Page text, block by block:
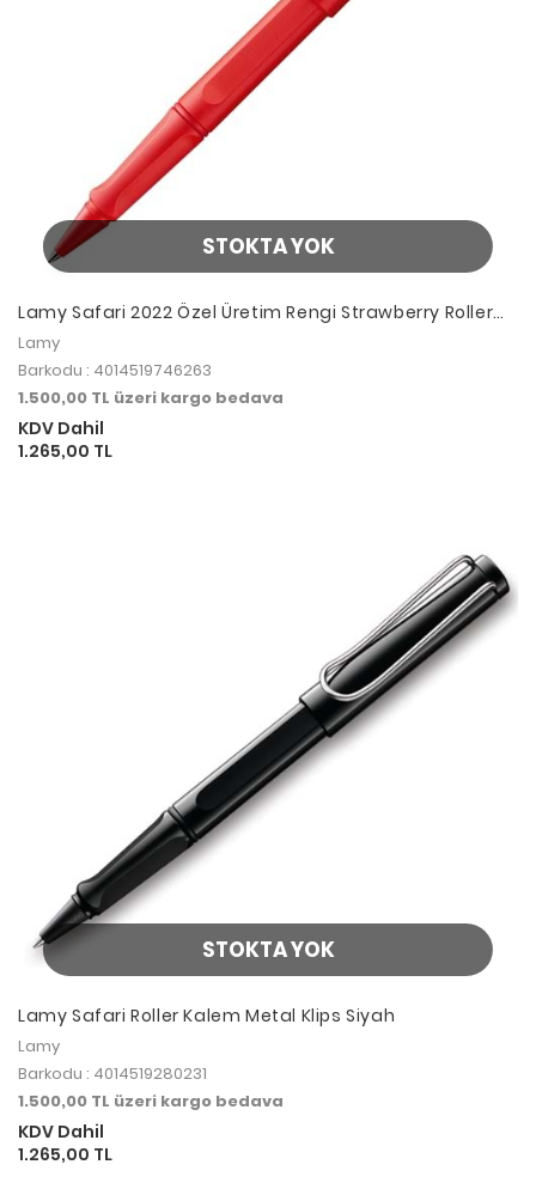
STOKTA YOK
Lamy Safari 2022 Özel Üretim Rengi Strawberry Roller
Kalem
Lamy
Barkodu : 4014519746263
1.500,00 TL üzeri kargo bedava
KDV Dahil
1.265,00 TL
STOKTA YOK
Lamy Safari Roller Kalem Metal Klips Siyah
Lamy
Barkodu : 4014519280231
1.500,00 TL üzeri kargo bedava
KDV Dahil
1.265,00 TL